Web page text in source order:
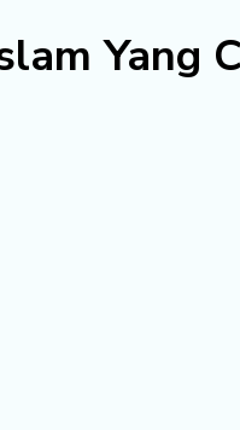
Yang